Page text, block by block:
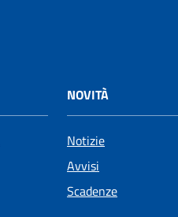
NOVITÀ
Notizie
Avvisi
Scadenze